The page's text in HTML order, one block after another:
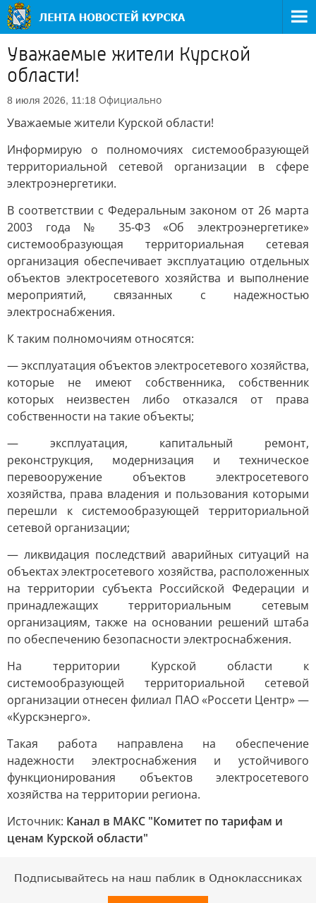
Уважаемые жители Курской
области!
8 июля 2026, 11:18 Официально
Уважаемые жители Курской области!
Информирую о полномочиях системообразующей
территориальной сетевой организации в сфере
электроэнергетики.
В соответствии с Федеральным законом от 26 марта
2003 года № 35-ФЗ «Об электроэнергетике»
системообразующая территориальная сетевая
организация обеспечивает эксплуатацию отдельных
объектов электросетевого хозяйства и выполнение
мероприятий, связанных с надежностью
электроснабжения.
К таким полномочиям относятся:
— эксплуатация объектов электросетевого хозяйства,
которые не имеют собственника, собственник
которых неизвестен либо отказался от права
собственности на такие объекты;
— эксплуатация, капитальный ремонт,
реконструкция, модернизация и техническое
перевооружение объектов электросетевого
хозяйства, права владения и пользования которыми
перешли к системообразующей территориальной
сетевой организации;
— ликвидация последствий аварийных ситуаций на
объектах электросетевого хозяйства, расположенных
на территории субъекта Российской Федерации и
принадлежащих территориальным сетевым
организациям, также на основании решений штаба
по обеспечению безопасности электроснабжения.
На территории Курской области к
системообразующей территориальной сетевой
организации отнесен филиал ПАО «Россети Центр» —
«Курскэнерго».
Такая работа направлена на обеспечение
надежности электроснабжения и устойчивого
функционирования объектов электросетевого
хозяйства на территории региона.
Источник: Канал в МАКС "Комитет по тарифам и
ценам Курской области"
Подписывайтесь на наш паблик в Одноклассниках